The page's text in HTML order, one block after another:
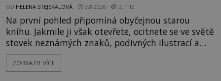
OD HELENA STEJSKALOVÁ 3.8.2026 3.1TIS
Na první pohled připomíná obyčejnou starou
knihu. Jakmile ji však otevřete, ocitnete se ve světě
stovek neznámých znaků, podivných ilustrací a
textu, který už téměř dvě století vzdoruje všem
pokusům o rozluštění. Rohoncský kodex patří mezi
ZOBRAZIT VÍCE